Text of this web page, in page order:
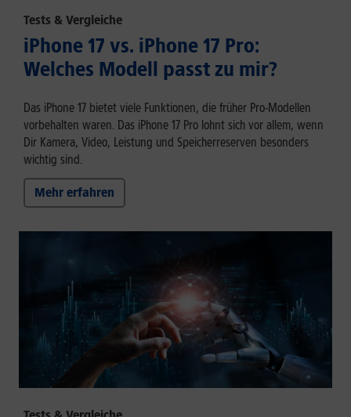
Tests & Vergleiche
iPhone 17 vs. iPhone 17 Pro:
Welches Modell passt zu mir?
Das iPhone 17 bietet viele Funktionen, die früher Pro-Modellen
vorbehalten waren. Das iPhone 17 Pro lohnt sich vor allem, wenn
Dir Kamera, Video, Leistung und Speicherreserven besonders
wichtig sind.
Mehr erfahren